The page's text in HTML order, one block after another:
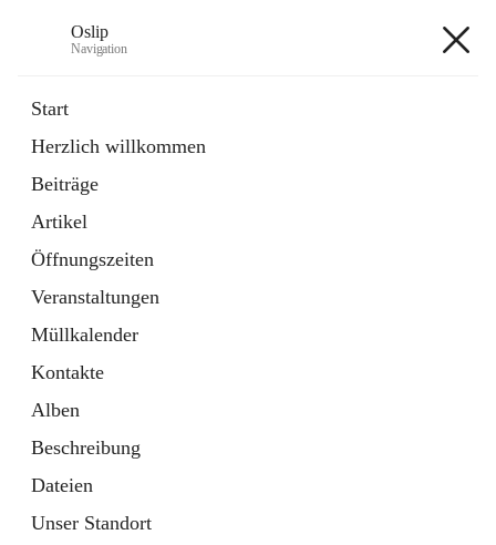
Oslip
Navigation
Start
Herzlich willkommen
Beiträge
Artikel
Öffnungszeiten
Veranstaltungen
Müllkalender
Kontakte
Alben
Beschreibung
Dateien
Unser Standort
Externe Webseite
in
Tab
Bundeskanzleramt Österreich
Externe Webseite
öffnet
in
neuem
Tab